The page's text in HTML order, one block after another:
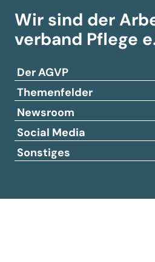
Wir sind der
verband Pflege
Der AGVP
Themenfelder
Newsroom
Social Media
Sonstiges